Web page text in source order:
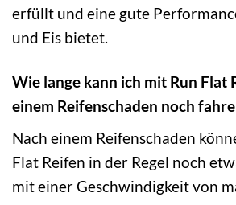
erfüllt und eine gute
und Eis bietet.
Wie lange kann ich mit Run Flat
einem Reifenschaden noch
Nach einem Reifenschaden
Flat Reifen in der Regel noch
mit einer Geschwindigkeit von